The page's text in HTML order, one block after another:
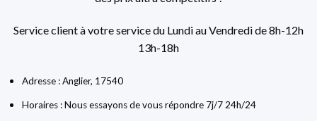
Service client à votre service du Lundi au Vendredi de 8h-12h
13h-18h
Adresse : Anglier, 17540
Horaires : Nous essayons de vous répondre 7j/7 24h/24